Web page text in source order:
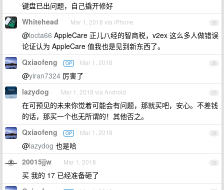
键盘已出问题，自己撬开修好
35
Whitehead Mar 1, 2018 via iPhone
@locta66 AppleCare 正儿八经的智商税，v2ex 这么多人做错误
论证认为 AppleCare 值我也是见到新东西了。
36
Qxiaofeng OP Mar 1, 2018
@yiran7324 厉害了
37
lazydog Mar 1, 2018 via Android
在可预见的未来你觉着可能会有问题，那就买吧，安心。不差钱
的话，那买一个也无所谓的！其他否之。
38
Qxiaofeng OP Mar 1, 2018
@lazydog 也是哈
39
20015jjw Mar 1, 2018
买 我的 17 已经准备砸了